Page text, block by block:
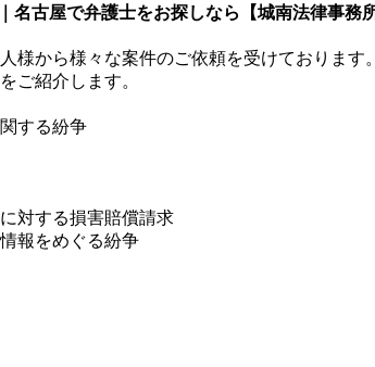
様から様々な案件のご依頼を受けております。
ご紹介します。
する紛争
対する損害賠償請求
報をめぐる紛争